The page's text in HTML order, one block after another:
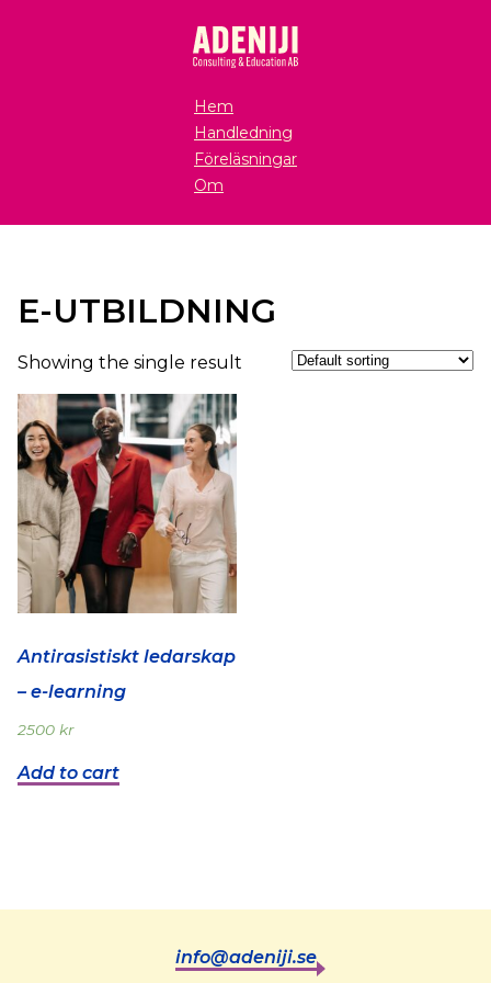
Hem
Handledning
Föreläsningar
Om
E-UTBILDNING
Showing the single result
Antirasistiskt ledarskap
– e-learning
2500 kr
Add to cart
info@adeniji.se